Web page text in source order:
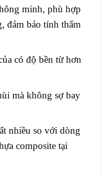
minh, phù hợp
đảm bảo tính thẩm
có độ bền từ hơn
mà không sợ bay
nhiều so với dòng
composite tại